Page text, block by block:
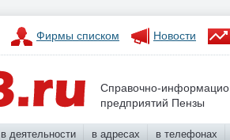
Фирмы списком Новости
Справочно-
предприятий Пензы
в деятельности в адресах в телефонах